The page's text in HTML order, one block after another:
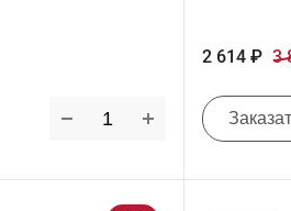
2 614 ₽ 3